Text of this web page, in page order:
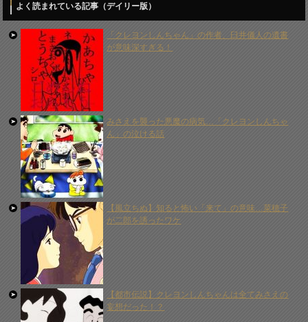
よく読まれている記事（デイリー版）
「クレヨンしんちゃん」の作者、臼井儀人の遺書
が意味深すぎる！
みさえを襲った悪魔の病気…「クレヨンしんちゃ
ん」の泣ける話
【風立ちぬ】知ると怖い「来て」の意味…菜穂子
が二郎を誘ったワケ
【都市伝説】クレヨンしんちゃんは全てみさえの
妄想だった！？